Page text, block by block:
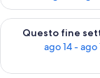
Questo fine
ago 14 - ago
Verifica la